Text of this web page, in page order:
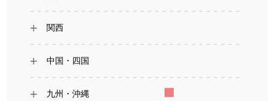
関西
中国・四国
九州・沖縄